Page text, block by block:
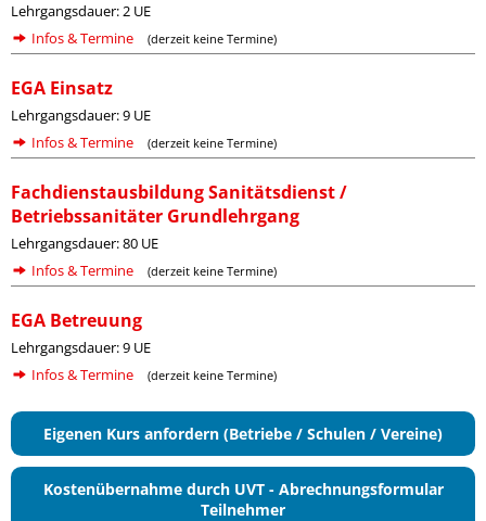
Lehrgangsdauer: 2 UE
Infos & Termine
(derzeit keine Termine)
EGA Einsatz
Lehrgangsdauer: 9 UE
Infos & Termine
(derzeit keine Termine)
Fachdienstausbildung Sanitätsdienst /
Betriebssanitäter Grundlehrgang
Lehrgangsdauer: 80 UE
Infos & Termine
(derzeit keine Termine)
EGA Betreuung
Lehrgangsdauer: 9 UE
Infos & Termine
(derzeit keine Termine)
Eigenen Kurs anfordern (Betriebe / Schulen / Vereine)
Kostenübernahme durch UVT - Abrechnungsformular
Teilnehmer